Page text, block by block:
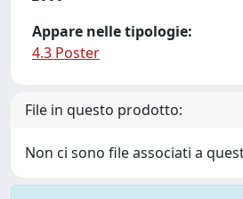
Appare nelle tipologie:
4.3 Poster
File in questo prodotto:
Non ci sono file associati a